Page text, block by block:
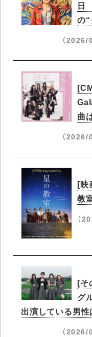
日
の
（2026/
曲
（2026/
[映
教
（
[そ
グ
出演している男性
（2026/